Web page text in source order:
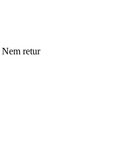
Nem retur